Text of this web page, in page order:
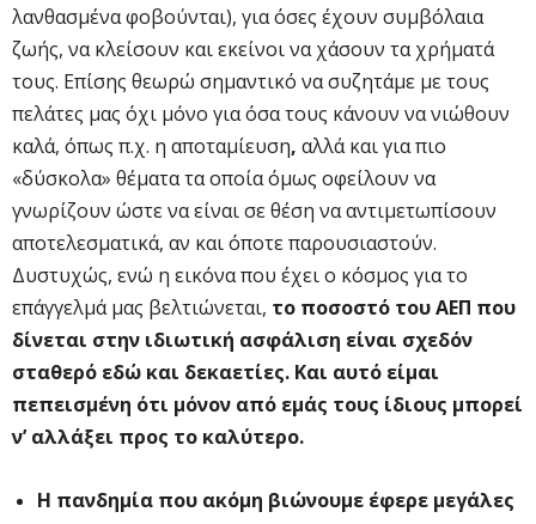
λανθασμένα φοβούνται), για όσες έχουν συμβόλαια
ζωής, να κλείσουν και εκείνοι να χάσουν τα χρήματά
τους. Επίσης θεωρώ σημαντικό να συζητάμε με τους
πελάτες μας όχι μόνο για όσα τους κάνουν να νιώθουν
καλά, όπως π.χ. η αποταμίευση, αλλά και για πιο
«δύσκολα» θέματα τα οποία όμως οφείλουν να
γνωρίζουν ώστε να είναι σε θέση να αντιμετωπίσουν
αποτελεσματικά, αν και όποτε παρουσιαστούν.
Δυστυχώς, ενώ η εικόνα που έχει ο κόσμος για το
επάγγελμά μας βελτιώνεται, το ποσοστό του ΑΕΠ που
δίνεται στην ιδιωτική ασφάλιση είναι σχεδόν
σταθερό εδώ και δεκαετίες. Και αυτό είμαι
πεπεισμένη ότι μόνον από εμάς τους ίδιους μπορεί
ν’ αλλάξει προς το καλύτερο.
Η πανδημία που ακόμη βιώνουμε έφερε μεγάλες